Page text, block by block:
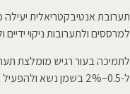
תערובת אנטיבקטריאלית
למרססים ולתערובות ניקוי
לתמיכה בעור רגיש מומלצת
ל-0.5–2% בשמן נשא ולהפעיל בדיקת רגישות לפני מריחה על אזורים רחבים.